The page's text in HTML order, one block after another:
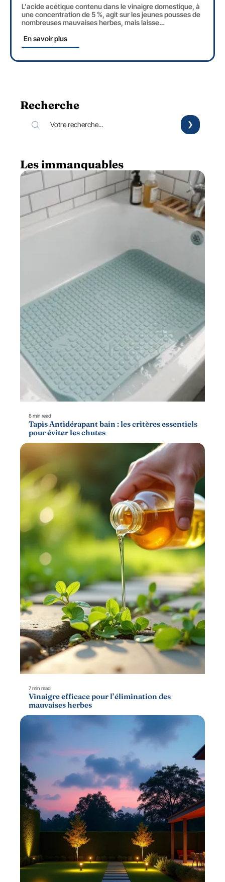
L'acide acétique contenu dans le vinaigre domestique, à
une concentration de 5 %, agit sur les jeunes pousses de
nombreuses mauvaises herbes, mais laisse…
En savoir plus
Recherche
Les immanquables
8 min read
Tapis Antidérapant bain : les critères essentiels
pour éviter les chutes
7 min read
Vinaigre efficace pour l’élimination des
mauvaises herbes